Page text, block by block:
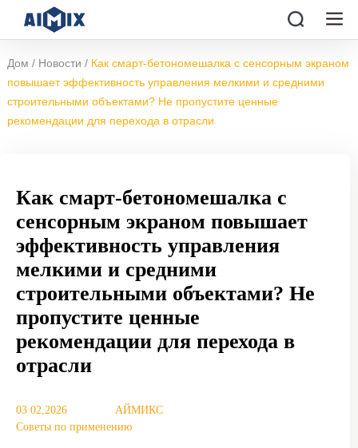
Дом / Новости / Как смарт-бетономешалка с сенсорным экраном
повышает эффективность управления мелкими и средними
строительными объектами? Не пропустите ценные
рекомендации для перехода в отрасли
Как смарт-бетономешалка с
сенсорным экраном повышает
эффективность управления
мелкими и средними
строительными объектами? Не
пропустите ценные
рекомендации для перехода в
отрасли
03 02,2026
АЙМИКС
Советы по применению